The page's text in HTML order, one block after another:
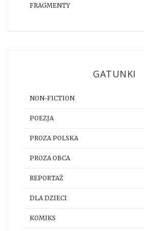
FRAGMENTY
GATUNKI
NON-FICTION
POEZJA
PROZA POLSKA
PROZA OBCA
REPORTAŻ
DLA DZIECI
KOMIKS